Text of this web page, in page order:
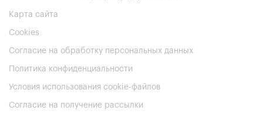
Карта сайта
Cookies
Согласие на обработку персональных данных
Политика конфиденциальности
Условия использования cookie-файлов
Согласие на получение рассылки